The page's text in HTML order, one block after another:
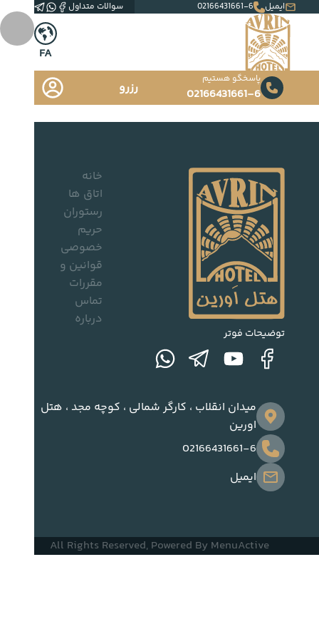
ایمیل 02166431661-6 سوالات متداول
FA
پاسخگو هستیم
02166431661-6 رزرو
توضیحات فوتر
خانه
اتاق ها
رستوران
حریم
خصوصی
قوانین و
مقررات
تماس
درباره
میدان انقلاب ، کارگر شمالی ، کوچه مجد ، هتل
اورین
02166431661-6
ایمیل
All Rights Reserved, Powered By MenuActive